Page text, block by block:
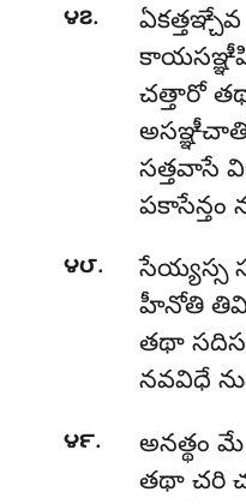
౪౭.
చత్తారో
సత్తవాసే
పకాసేన్తం
౪౮. సేయ్యస్స
హీనోతి
తథా
నవవిధే
౪౯. అనత్థం మే
తథా చరి